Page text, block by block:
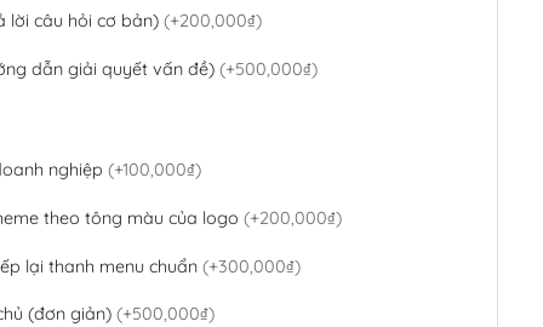
lời câu hỏi cơ bản) (+200,000₫)
dẫn giải quyết vấn đề) (+500,000₫)
nghiệp (+100,000₫)
theo tông màu của logo (+200,000₫)
lại thanh menu chuẩn (+300,000₫)
(đơn giản) (+500,000₫)